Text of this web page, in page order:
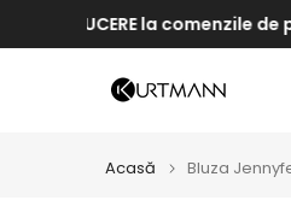
la
la comenzile de
Acasă Bluza